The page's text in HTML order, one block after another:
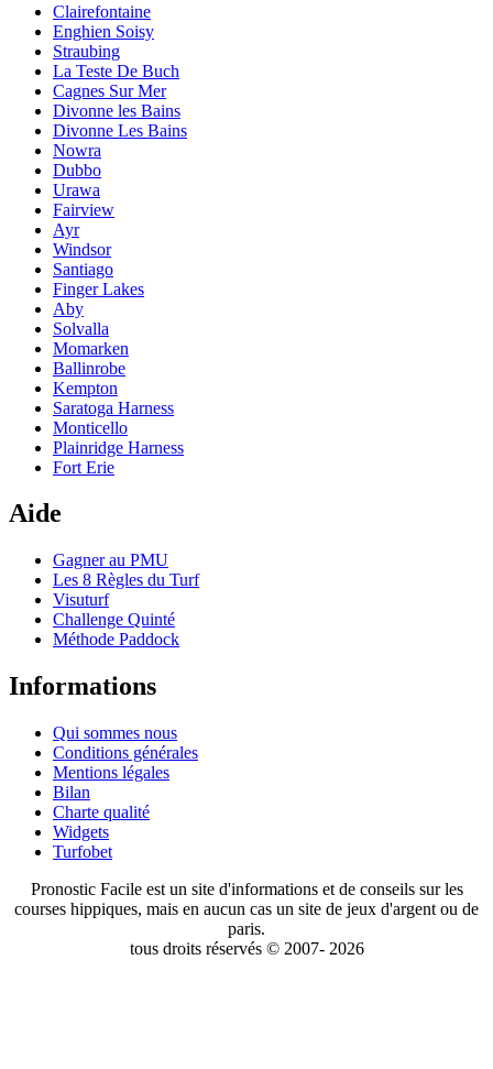
Clairefontaine
Enghien Soisy
Straubing
La Teste De Buch
Cagnes Sur Mer
Divonne les Bains
Divonne Les Bains
Nowra
Dubbo
Urawa
Fairview
Ayr
Windsor
Santiago
Finger Lakes
Aby
Solvalla
Momarken
Ballinrobe
Kempton
Saratoga Harness
Monticello
Plainridge Harness
Fort Erie
Aide
Gagner au PMU
Les 8 Règles du Turf
Visuturf
Challenge Quinté
Méthode Paddock
Informations
Qui sommes nous
Conditions générales
Mentions légales
Bilan
Charte qualité
Widgets
Turfobet
Pronostic Facile est un site d'informations et de conseils sur les
courses hippiques, mais en aucun cas un site de jeux d'argent ou de
paris.
tous droits réservés © 2007- 2026